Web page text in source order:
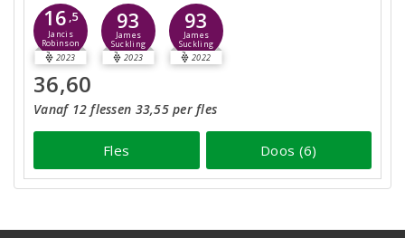
16 ,5
Jancis
Robinson
2023
93
James
Suckling
2023
93
James
Suckling
2022
36,60
Vanaf 12 flessen 33,55 per fles
Fles Doos (6)